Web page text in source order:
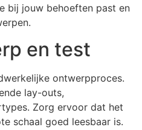
bij jouw behoeften past en
en test
ontwerpproces.
lay-outs,
Zorg ervoor dat het
schaal goed leesbaar is.